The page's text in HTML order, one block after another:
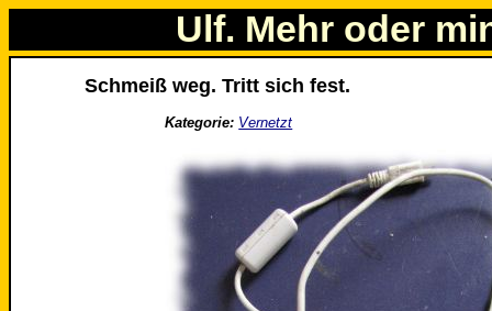
Ulf. Mehr oder
Schmeiß weg. Tritt sich fest.
Kategorie: Vernetzt